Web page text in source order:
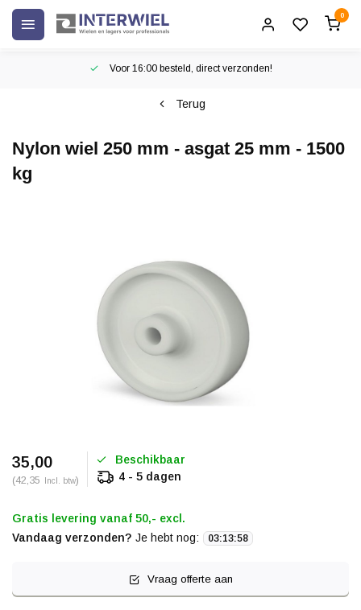
0
Voor 16:00 besteld, direct verzonden!
Terug
Nylon wiel 250 mm - asgat 25 mm - 1500
kg
35,00
(42,35 Incl. btw)
Beschikbaar
4 - 5 dagen
Gratis levering vanaf 50,- excl.
Vandaag verzonden? Je hebt nog: 03:13:58
Vraag offerte aan